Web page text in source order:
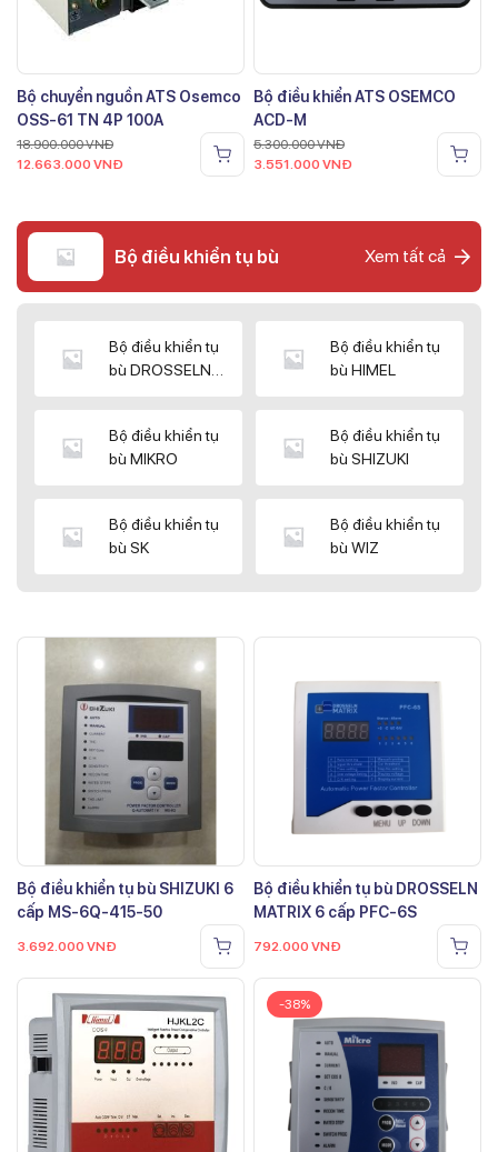
Bộ chuyển nguồn ATS Osemco
OSS-61 TN 4P 100A
18.900.000VNĐ
12.663.000 VNĐ
Bộ điều khiển ATS OSEMCO
ACD-M
5.300.000VNĐ
3.551.000 VNĐ
Bộ điều khiển tụ bù Xem tất cả
Bộ điều khiển tụ
bù DROSSELN
Bộ điều khiển tụ
bù HIMEL
Bộ điều khiển tụ
bù MIKRO
Bộ điều khiển tụ
bù SHIZUKI
Bộ điều khiển tụ
bù SK
Bộ điều khiển tụ
bù WIZ
Bộ điều khiển tụ bù SHIZUKI 6
cấp MS-6Q-415-50
3.692.000 VNĐ
Bộ điều khiển tụ bù DROSSELN
MATRIX 6 cấp PFC-6S
792.000 VNĐ
-38%